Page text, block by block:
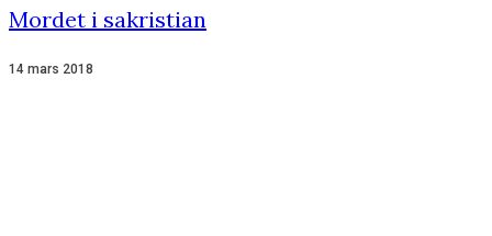
Mordet i sakristian
14 mars 2018